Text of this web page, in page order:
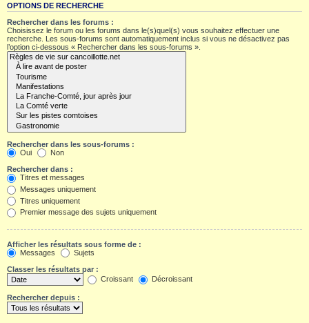
OPTIONS DE RECHERCHE
Rechercher dans les forums :
Choisissez le forum ou les forums dans le(s)quel(s) vous souhaitez effectuer une
recherche. Les sous-forums sont automatiquement inclus si vous ne désactivez pas
l’option ci-dessous « Rechercher dans les sous-forums ».
Rechercher dans les sous-forums :
Oui
Non
Rechercher dans :
Titres et messages
Messages uniquement
Titres uniquement
Premier message des sujets uniquement
Afficher les résultats sous forme de :
Messages
Sujets
Classer les résultats par :
Croissant
Décroissant
Rechercher depuis :